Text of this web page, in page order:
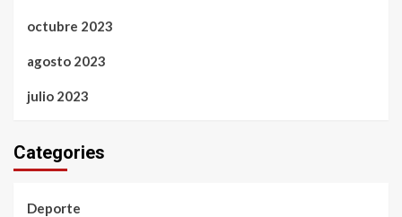
octubre 2023
agosto 2023
julio 2023
Categories
Deporte